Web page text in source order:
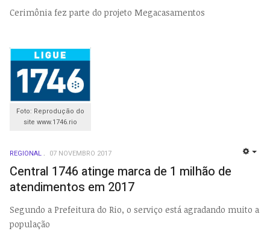
Cerimônia fez parte do projeto Megacasamentos
Foto: Reprodução do
site www.1746.rio
REGIONAL 07 NOVEMBRO 2017
Central 1746 atinge marca de 1 milhão de
atendimentos em 2017
Segundo a Prefeitura do Rio, o serviço está agradando muito a
população